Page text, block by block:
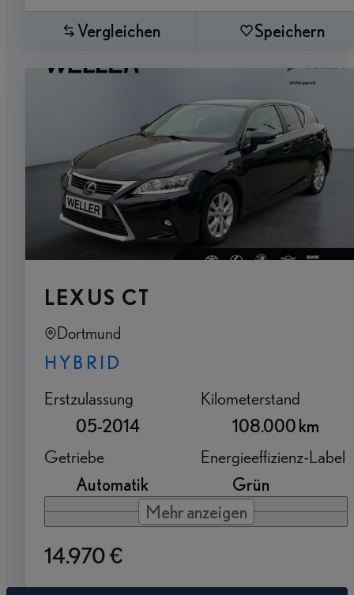
Vergleichen Speichern
LEXUS CT
Dortmund
HYBRID
Erstzulassung
05-2014
Kilometerstand
108.000 km
Getriebe
Automatik
Energieeffizienz-Label
Grün
Mehr anzeigen
14.970 €